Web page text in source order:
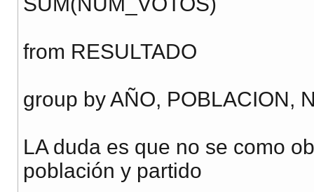
from RESULTADO
group by AÑO, POBLACION,
LA duda es que no se como
población y partido